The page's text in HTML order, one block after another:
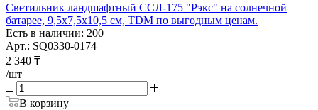
Светильник ландшафтный ССЛ-175 "Рэкс" на солнечной
батарее, 9,5х7,5х10,5 см, TDM по выгодным ценам.
Есть в наличии: 200
Арт.: SQ0330-0174
2 340 ₸
/шт
В корзину